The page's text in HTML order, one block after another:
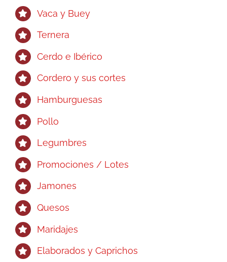
Vaca y Buey
Ternera
Cerdo e Ibérico
Cordero y sus cortes
Hamburguesas
Pollo
Legumbres
Promociones / Lotes
Jamones
Quesos
Maridajes
Elaborados y Caprichos